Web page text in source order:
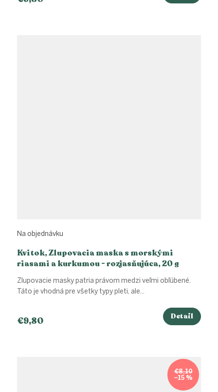
Kvitok, Zlupovacia maska s morskými
riasami a kurkumou - rozjasňujúca, 20 g
Na objednávku
€9,80 Detail
Zlupovacie masky patria právom medzi veľmi obľúbené.
Táto je vhodná pre všetky typy pleti, ale...
€8,10
–15 %